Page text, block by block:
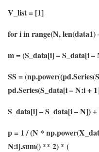
V_list = [1]
for i in range(N, len(data1)
m = (S_data[i] – S_data[i –
SS =
pd.Series(S_data[i – N:i +
S_data[i] – S_data[i – N])
p = 1 / (N *
N:i].sum() ** 2) * (